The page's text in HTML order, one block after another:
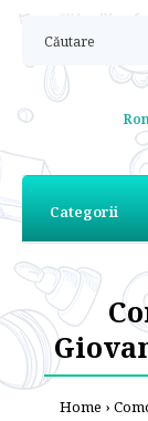
Categorii
Home